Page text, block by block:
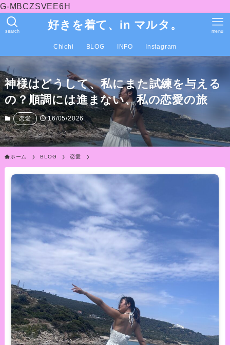
G-MBCZSVEE6H
好きを着て、in マルタ。
search menu
Chichi BLOG INFO Instagram
神様はどうして、私にまた試練を与える
の？順調には進まない、私の恋愛の旅
恋愛 16/05/2026
ホーム BLOG 恋愛